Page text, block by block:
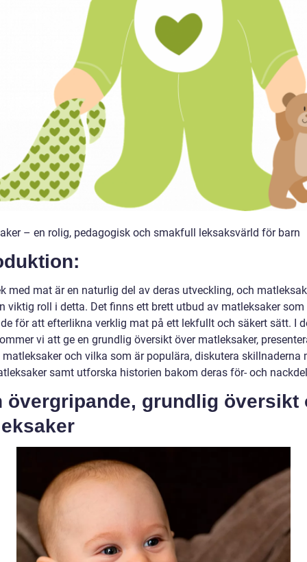
– en rolig, pedagogisk och smakfull leksaksvärld för barn
med mat är en naturlig del av deras utveckling, och
viktig roll i detta. Det finns ett brett utbud av matleksaker som
för att efterlikna verklig mat på ett lekfullt och säkert sätt. I
vi att ge en grundlig översikt över matleksaker,
matleksaker och vilka som är populära, diskutera skillnaderna
samt utforska historien bakom deras för- och
övergripande, grundlig översikt